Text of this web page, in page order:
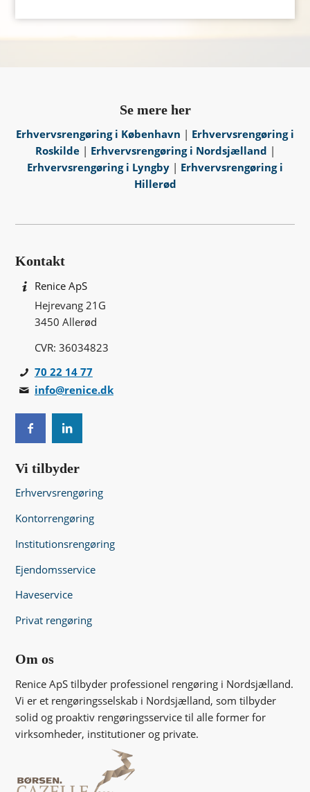
Se mere her
Erhvervsrengøring i København | Erhvervsrengøring i
Roskilde | Erhvervsrengøring i Nordsjælland |
Erhvervsrengøring i Lyngby | Erhvervsrengøring i
Hillerød
Kontakt
Renice ApS
Hejrevang 21G
3450 Allerød
CVR: 36034823
70 22 14 77
info@renice.dk
Vi tilbyder
Erhvervsrengøring
Kontorrengøring
Institutionsrengøring
Ejendomsservice
Haveservice
Privat rengøring
Om os
Renice ApS tilbyder professionel rengøring i Nordsjælland.
Vi er et rengøringsselskab i Nordsjælland, som tilbyder
solid og proaktiv rengøringsservice til alle former for
virksomheder, institutioner og private.